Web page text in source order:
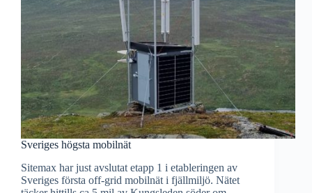
Sveriges högsta mobilnät
Sitemax har just avslutat etapp 1 i etableringen av
Sveriges första off-grid mobilnät i fjällmiljö. Nätet